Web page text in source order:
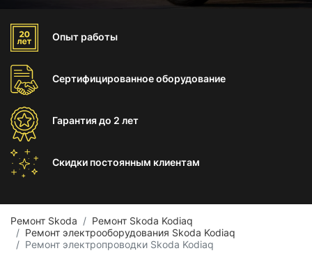
Опыт работы
Сертифицированноеоборудование
Гарантиядо 2 лет
Скидки постоянным клиентам
Ремонт Skoda
Ремонт Skoda Kodiaq
Ремонт электрооборудования Skoda Kodiaq
Ремонт электропроводки Skoda Kodiaq